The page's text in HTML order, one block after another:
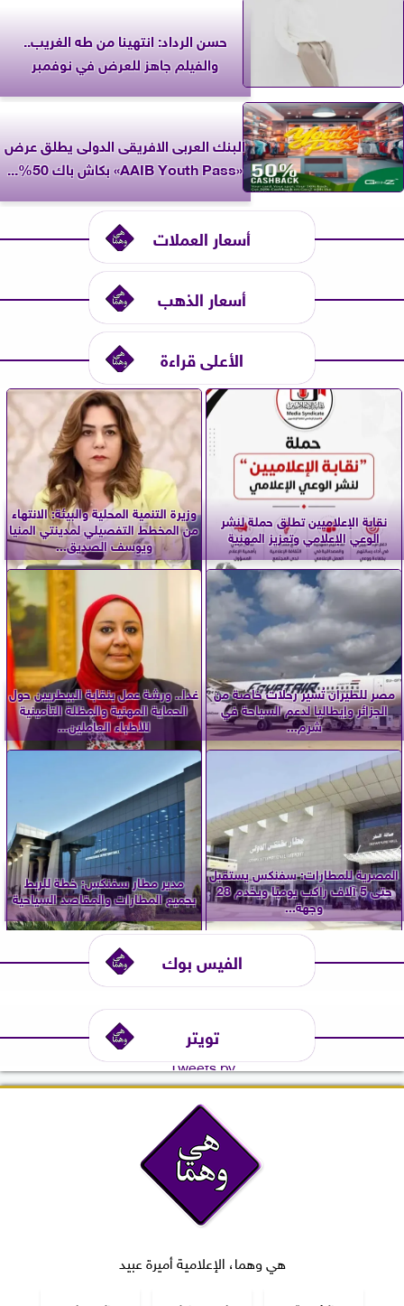
حسن الرداد: انتهينا من طه الغريب..
والفيلم جاهز للعرض في نوفمبر
البنك العربى الافريقى الدولى يطلق عرض
«AAIB Youth Pass» بكاش باك 50%...
أسعار العملات
أسعار الذهب
الأعلى قراءة
نقابة الإعلاميين تطلق حملة لنشر
الوعي الإعلامي وتعزيز المهنية
وزيرة التنمية المحلية والبيئة: الانتهاء
من المخطط التفصيلي لمدينتي المنيا
ويوسف الصديق...
مصر للطيران تُسير رحلات خاصة من
الجزائر وإيطاليا لدعم السياحة في
شرم...
غدا.. ورشة عمل بنقابة البيطريين حول
الحماية المهنية والمظلة التأمينية
للأطباء العاملين...
المصرية للمطارات: سفنكس يستقبل
حتى 5 آلاف راكب يوميًا ويخدم 28
وجهة...
مدير مطار سفنكس: خطة للربط
بجميع المطارات والمقاصد السياحية
الفيس بوك
تويتر
Tweets by
هي وهما، الإعلامية أميرة عبيد